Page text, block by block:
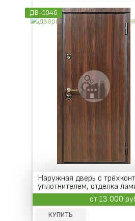
ДВ-1046
Наружная дверь с
уплотнителем, отделка
от 13 000
КУПИТЬ